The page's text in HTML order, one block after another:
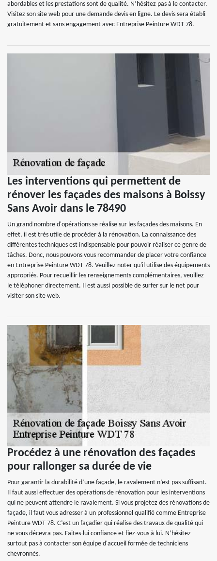
abordables et les prestations sont de qualité. N’hésitez pas à le contacter.
Visitez son site web pour une demande devis en ligne. Le devis sera établi
gratuitement et sans engagement avec Entreprise Peinture WDT 78.
Les interventions qui permettent de
rénover les façades des maisons à Boissy
Sans Avoir dans le 78490
Un grand nombre d'opérations se réalise sur les façades des maisons. En
effet, il est très utile de procéder à la rénovation. La connaissance des
différentes techniques est indispensable pour pouvoir réaliser ce genre de
tâches. Donc, nous pouvons vous recommander de placer votre confiance
en Entreprise Peinture WDT 78. Veuillez noter qu'il utilise des équipements
appropriés. Pour recueillir les renseignements complémentaires, veuillez
le téléphoner directement. Il est aussi possible de surfer sur le net pour
visiter son site web.
Procédez à une rénovation des façades
pour rallonger sa durée de vie
Pour garantir la durabilité d’une façade, le ravalement n’est pas suffisant.
Il faut aussi effectuer des opérations de rénovation pour les interventions
qui ne peuvent attendre le ravalement. Si vous projetez des rénovations de
façade, il faut vous adresser à un professionnel qualifié comme Entreprise
Peinture WDT 78. C’est un façadier qui réalise des travaux de qualité qui
ne vous décevra pas. Faites-lui confiance et fiez-vous à lui. N’hésitez
surtout pas à contacter son équipe d'accueil formée de techniciens
chevronnés.